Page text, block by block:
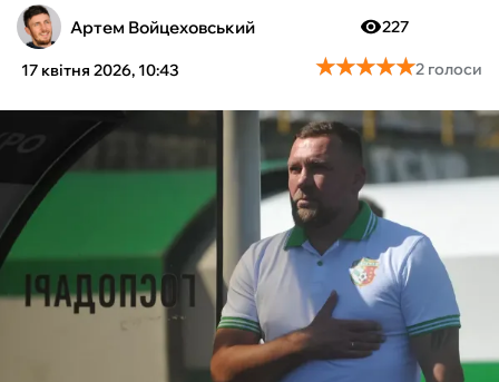
ТЕНІС
КІБЕРСПОРТ
ЧС-2026
ФУТЗАЛ
ІНШІ
Артем Войцеховський
17 квітня 2026, 10:43
227
★★★★★
★★★★★2 голоси